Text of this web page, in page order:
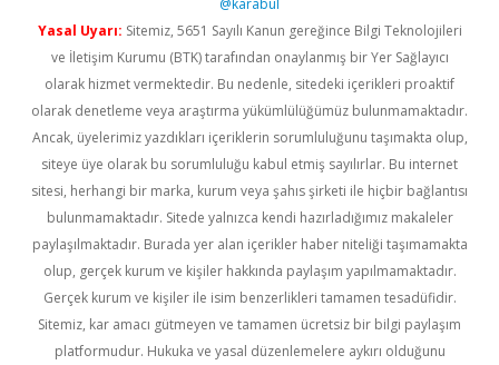
@karabul
Yasal Uyarı: Sitemiz, 5651 Sayılı Kanun gereğince Bilgi Teknolojileri
ve İletişim Kurumu (BTK) tarafından onaylanmış bir Yer Sağlayıcı
olarak hizmet vermektedir. Bu nedenle, sitedeki içerikleri proaktif
olarak denetleme veya araştırma yükümlülüğümüz bulunmamaktadır.
Ancak, üyelerimiz yazdıkları içeriklerin sorumluluğunu taşımakta olup,
siteye üye olarak bu sorumluluğu kabul etmiş sayılırlar. Bu internet
sitesi, herhangi bir marka, kurum veya şahıs şirketi ile hiçbir bağlantısı
bulunmamaktadır. Sitede yalnızca kendi hazırladığımız makaleler
paylaşılmaktadır. Burada yer alan içerikler haber niteliği taşımamakta
olup, gerçek kurum ve kişiler hakkında paylaşım yapılmamaktadır.
Gerçek kurum ve kişiler ile isim benzerlikleri tamamen tesadüfidir.
Sitemiz, kar amacı gütmeyen ve tamamen ücretsiz bir bilgi paylaşım
platformudur. Hukuka ve yasal düzenlemelere aykırı olduğunu